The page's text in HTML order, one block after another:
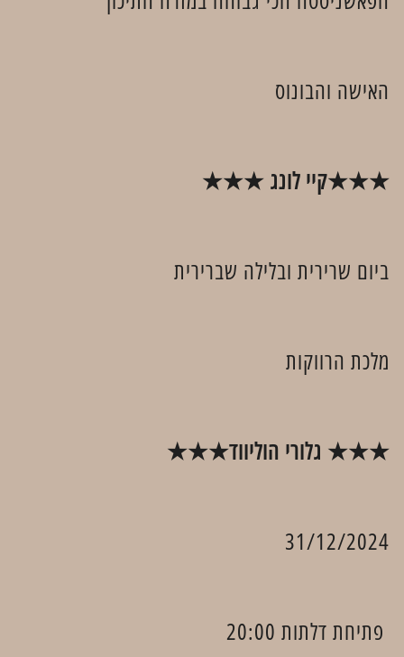
האישה והבונוס
★★★קיי לונג ★★★
ביום שרירית ובלילה שברירית
מלכת הרווקות
★★★ גלורי הוליווד★★★
31/12/2024
פתיחת דלתות 20:00